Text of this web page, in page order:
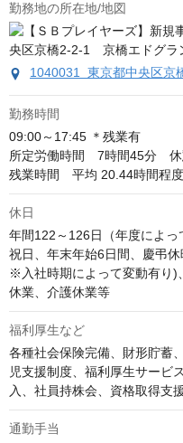
勤務地の所在地/地図
1040031 東京都中央区
勤務時間
09:00～17:45 ＊残業有
所定労働時間　7時間45分　
残業時間　平均 20.44時間程
休日
年間122～126日（年度によっ
祝日、年末年始6日間、慶弔
※入社時期によって変動有り)
休業、介護休業等
福利厚生など
各種社会保険完備、財形貯蓄
児支援制度、福利厚生サービ
入、社員持株会、資格取得支
通勤手当